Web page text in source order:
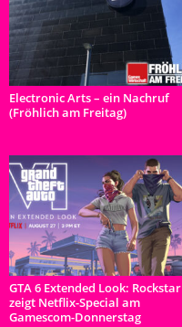
Electronic Arts – ein Nachruf
(Fröhlich am Freitag)
GTA 6 Extended Look: Rockstar
zeigt Netflix-Special am
Gamescom-Donnerstag